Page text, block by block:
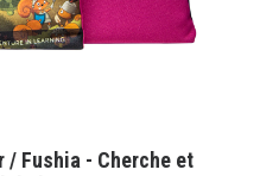
PANIER
Fushia - Cherche et